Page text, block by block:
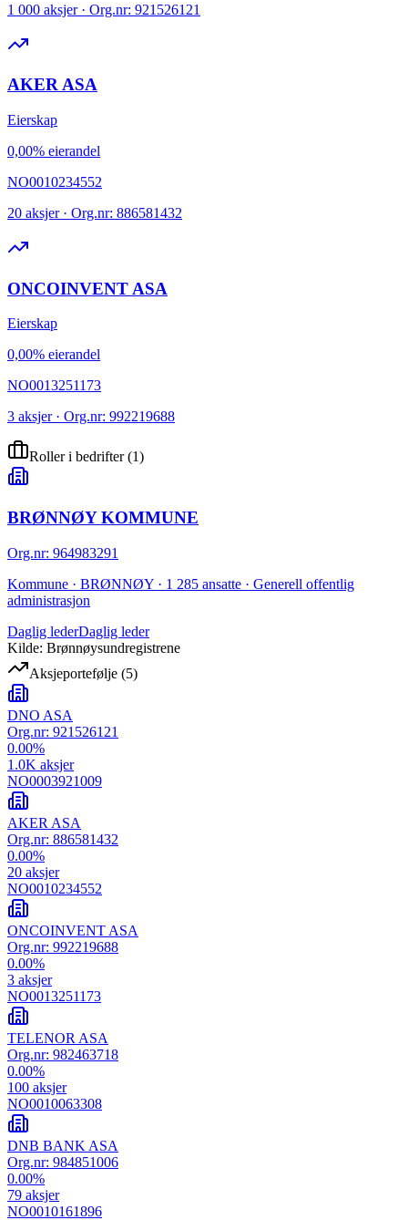
1 000 aksjer · Org.nr: 921526121
AKER ASA
Eierskap
0,00% eierandel
NO0010234552
20 aksjer · Org.nr: 886581432
ONCOINVENT ASA
Eierskap
0,00% eierandel
NO0013251173
3 aksjer · Org.nr: 992219688
Roller i bedrifter(1)
BRØNNØY KOMMUNE
Org.nr: 964983291
Kommune · BRØNNØY · 1 285 ansatte · Generell offentlig
administrasjon
Daglig lederDaglig leder
Kilde: Brønnøysundregistrene
Aksjeportefølje (5)
DNO ASA
Org.nr: 921526121
0.00%
1.0K aksjer
NO0003921009
AKER ASA
Org.nr: 886581432
0.00%
20 aksjer
NO0010234552
ONCOINVENT ASA
Org.nr: 992219688
0.00%
3 aksjer
NO0013251173
TELENOR ASA
Org.nr: 982463718
0.00%
100 aksjer
NO0010063308
DNB BANK ASA
Org.nr: 984851006
0.00%
79 aksjer
NO0010161896